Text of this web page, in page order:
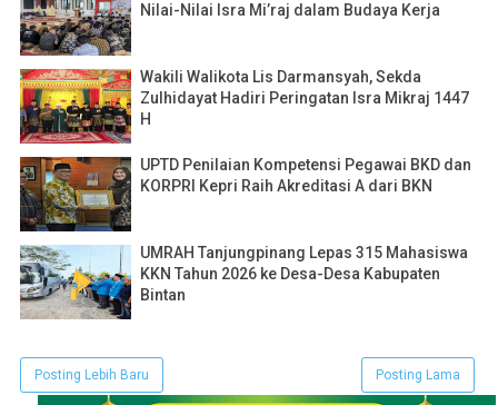
Nilai-Nilai Isra Mi’raj dalam Budaya Kerja
Wakili Walikota Lis Darmansyah, Sekda
Zulhidayat Hadiri Peringatan Isra Mikraj 1447
H
UPTD Penilaian Kompetensi Pegawai BKD dan
KORPRI Kepri Raih Akreditasi A dari BKN
UMRAH Tanjungpinang Lepas 315 Mahasiswa
KKN Tahun 2026 ke Desa-Desa Kabupaten
Bintan
Posting Lebih Baru Posting Lama